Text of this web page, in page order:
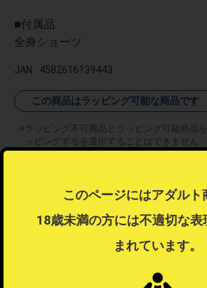
■付属品
全身ショーツ
JAN 4582616139443
この商品はラッピング可能な商品です
ラッピング不可商品とラッピング可能商品
ッピングするを選択することはできません。
このページにはアダルト
18歳未満の方には不適切な
まれています。